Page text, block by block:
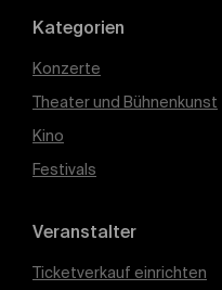
Kategorien
Konzerte
Theater und Bühnenkunst
Kino
Festivals
Veranstalter
Ticketverkauf einrichten